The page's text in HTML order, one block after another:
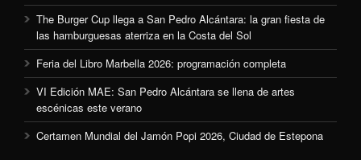
The Burger Cup llega a San Pedro Alcántara: la gran fiesta de
las hamburguesas aterriza en la Costa del Sol
Feria del Libro Marbella 2026: programación completa
VI Edición MAE: San Pedro Alcántara se llena de artes
escénicas este verano
Certamen Mundial del Jamón Popi 2026, Ciudad de Estepona